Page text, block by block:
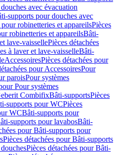
avec évacuation
supports pour douches avec
robinetteries et appareilsPièces
robinetteries et appareilsBâti-
lave-vaissellePièces détachées
à laver et lave-vaisselleBâti-
AccessoiresPièces détachées pour
pour AccessoiresPour
paroisPour systèmes
Pour systèmes
CombifixBâti-supportsPièces
supports pour WCPièces
WCBâti-supports pour
supports pour lavabosBâti-
pour Bâti-supports pour
Pièces détachées pour Bâti-supports
Pièces détachées pour Bâti-